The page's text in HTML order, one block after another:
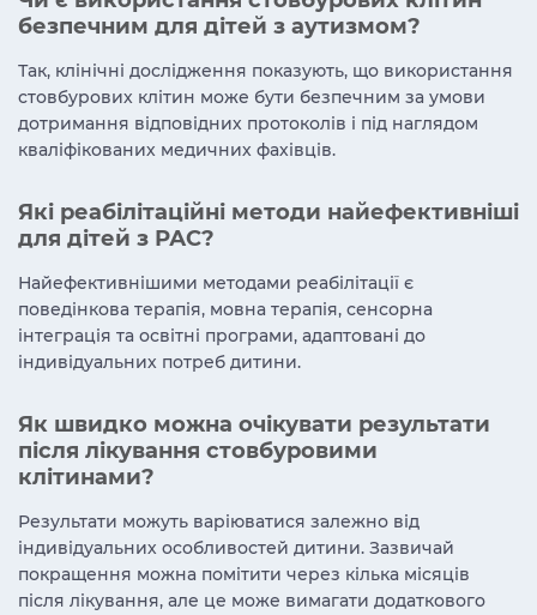
безпечним для дітей з аутизмом?
Так, клінічні дослідження показують, що використання
стовбурових клітин може бути безпечним за умови
дотримання відповідних протоколів і під наглядом
кваліфікованих медичних фахівців.
Які реабілітаційні методи найефективніші
для дітей з РАС?
Найефективнішими методами реабілітації є
поведінкова терапія, мовна терапія, сенсорна
інтеграція та освітні програми, адаптовані до
індивідуальних потреб дитини.
Як швидко можна очікувати результати
після лікування стовбуровими
клітинами?
Результати можуть варіюватися залежно від
індивідуальних особливостей дитини. Зазвичай
покращення можна помітити через кілька місяців
після лікування, але це може вимагати додаткового